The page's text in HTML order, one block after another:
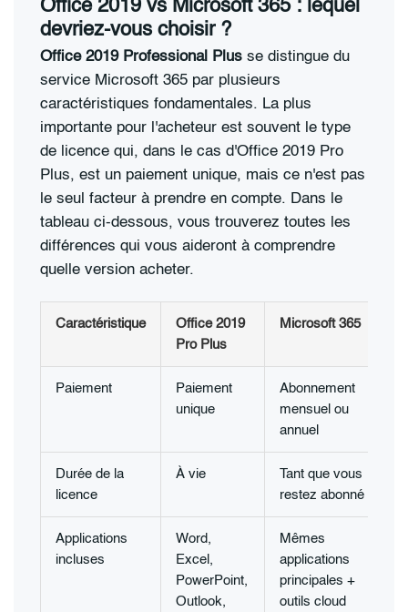
Office 2019 vs Microsoft 365 : lequel
devriez-vous choisir ?
Office 2019 Professional Plus se distingue du
service Microsoft 365 par plusieurs
caractéristiques fondamentales. La plus
importante pour l'acheteur est souvent le type
de licence qui, dans le cas d'Office 2019 Pro
Plus, est un paiement unique, mais ce n'est pas
le seul facteur à prendre en compte. Dans le
tableau ci-dessous, vous trouverez toutes les
différences qui vous aideront à comprendre
quelle version acheter.
Caractéristique
Office 2019
Pro Plus
Microsoft 365
Paiement
Paiement
unique
Abonnement
mensuel ou
annuel
Durée de la
licence
À vie
Tant que vous
restez abonné
Applications
incluses
Word,
Excel,
PowerPoint,
Outlook,
Mêmes
applications
principales +
outils cloud